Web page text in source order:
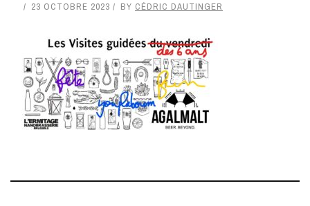
23 OCTOBRE 2023 BY CÉDRIC DAUTINGER